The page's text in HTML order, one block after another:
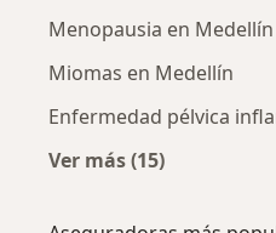
Menopausia en Medellín
Miomas en Medellín
Enfermedad pélvica
Ver más (15)